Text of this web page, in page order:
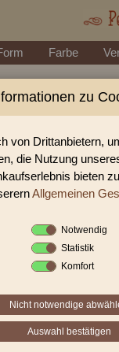
Farbe
Perlen Shop für
finden sie zahlreich
Sie
facettierte Glasperlen
zu
von Drittanbietern,
die Nutzung
bieten
Allgemeinen
Notwendig
Statistik
Komfort
Nicht notwendige
Auswahl bestätigen